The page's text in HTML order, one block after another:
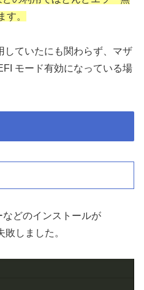
す。
していたにも関わらず、マザ
モード有効になっている場
などのインストールが
しました。